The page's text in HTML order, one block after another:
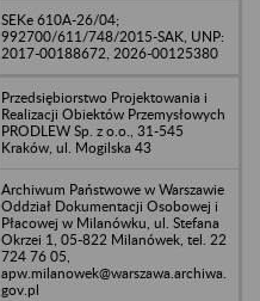
SEKe 610A-26/04;
992700/611/748/2015-SAK, UNP:
2017-00188672, 2026-00125380
Przedsiębiorstwo Projektowania i
Realizacji Obiektów Przemysłowych
PRODLEW Sp. z o.o., 31-545
Kraków, ul. Mogilska 43
Archiwum Państwowe w Warszawie
Oddział Dokumentacji Osobowej i
Płacowej w Milanówku, ul. Stefana
Okrzei 1, 05-822 Milanówek, tel. 22
724 76 05,
apw.milanowek@warszawa.archiwa.
gov.pl